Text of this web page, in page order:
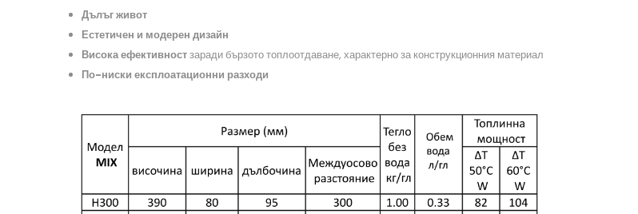
Дълъг живот
Естетичен и модерен дизайн
Висока ефективностзаради бързото топлоотдаване, характерно за конструкционния материал
По-ниски експлоатационни разходи